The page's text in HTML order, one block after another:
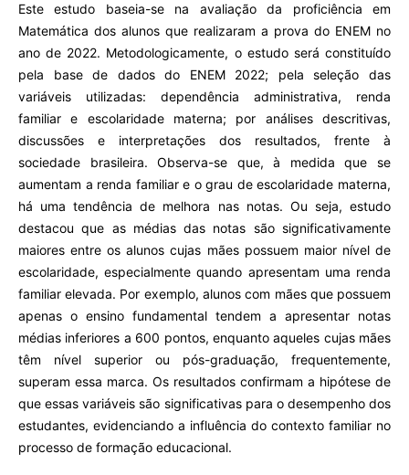
Este estudo baseia-se na avaliação da proficiência em
Matemática dos alunos que realizaram a prova do ENEM no
ano de 2022. Metodologicamente, o estudo será constituído
pela base de dados do ENEM 2022; pela seleção das
variáveis utilizadas: dependência administrativa, renda
familiar e escolaridade materna; por análises descritivas,
discussões e interpretações dos resultados, frente à
sociedade brasileira. Observa-se que, à medida que se
aumentam a renda familiar e o grau de escolaridade materna,
há uma tendência de melhora nas notas. Ou seja, estudo
destacou que as médias das notas são significativamente
maiores entre os alunos cujas mães possuem maior nível de
escolaridade, especialmente quando apresentam uma renda
familiar elevada. Por exemplo, alunos com mães que possuem
apenas o ensino fundamental tendem a apresentar notas
médias inferiores a 600 pontos, enquanto aqueles cujas mães
têm nível superior ou pós-graduação, frequentemente,
superam essa marca. Os resultados confirmam a hipótese de
que essas variáveis são significativas para o desempenho dos
estudantes, evidenciando a influência do contexto familiar no
processo de formação educacional.